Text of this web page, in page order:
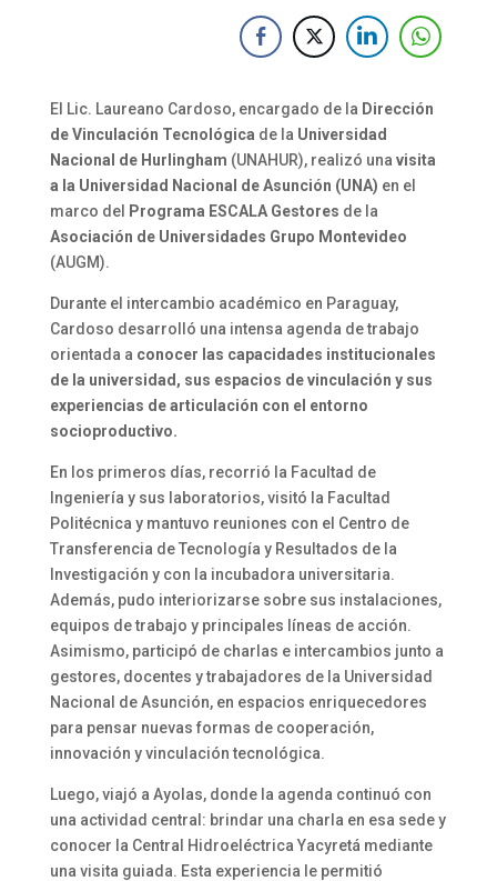
El Lic. Laureano Cardoso, encargado de la Dirección
de Vinculación Tecnológica de la Universidad
Nacional de Hurlingham (UNAHUR), realizó una visita
a la Universidad Nacional de Asunción (UNA) en el
marco del
Programa ESCALA Gestores de la
Asociación de Universidades Grupo Montevideo
(AUGM).
Durante el intercambio académico en Paraguay,
Cardoso desarrolló una intensa agenda de trabajo
orientada a conocer las capacidades institucionales
de la universidad, sus espacios de vinculación y sus
experiencias de articulación con el entorno
socioproductivo.
En los primeros días, recorrió la Facultad de
Ingeniería y sus laboratorios, visitó la Facultad
Politécnica y mantuvo reuniones con el Centro de
Transferencia de Tecnología y Resultados de la
Investigación y con la incubadora universitaria.
Además, pudo interiorizarse sobre sus instalaciones,
equipos de trabajo y principales líneas de acción.
Asimismo, participó de charlas e intercambios junto a
gestores, docentes y trabajadores de la Universidad
Nacional de Asunción, en espacios enriquecedores
para pensar nuevas formas de cooperación,
innovación y vinculación tecnológica.
Luego, viajó a Ayolas, donde la agenda continuó con
una actividad central: brindar una charla en esa sede y
conocer la Central Hidroeléctrica Yacyretá mediante
una visita guiada. Esta experiencia le permitió